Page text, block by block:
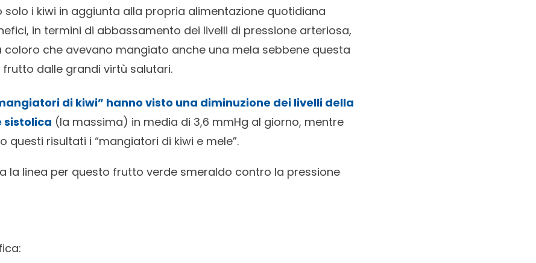
i kiwi in aggiunta alla propria alimentazione quotidiana
in termini di abbassamento dei livelli di pressione arteriosa,
coloro che avevano mangiato anche una mela sebbene questa
dalle grandi virtù salutari.
di kiwi” hanno visto una diminuzione dei livelli della
sistolica (la massima) in media di 3,6 mmHg al giorno, mentre
questi risultati i “mangiatori di kiwi e mele”.
la linea per questo frutto verde smeraldo contro la pressione